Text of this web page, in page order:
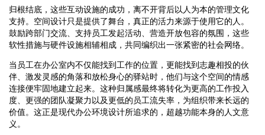
归根结底，这些互动设施的成功，离不开背后以人为本的管理文化
支持。空间设计只是提供了舞台，真正的活力来源于使用它的人。
鼓励跨部门交流、支持员工发起活动、营造开放包容的氛围，这些
软性措施与硬件设施相辅相成，共同编织出一张紧密的社会网络。
当员工在办公室内不仅能找到工作的位置，更能找到志趣相投的伙
伴、激发灵感的角落和放松身心的驿站时，他们与这个空间的情感
连接便牢固地建立起来。这种归属感最终将转化为更高的工作投入
度、更强的团队凝聚力以及更低的员工流失率，为组织带来长远的
价值。这正是现代办公环境设计所追求的，超越功能本身的人文意
义。